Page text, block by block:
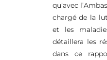
qu’avec
chargé de la
et les
détaillera les
dans ce